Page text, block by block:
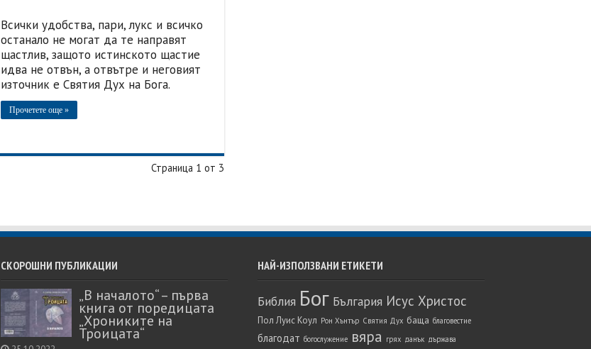
Всички удобства, пари, лукс и всичко
останало не могат да те направят
щастлив, защото истинското щастие
идва не отвън, а отвътре и неговият
източник е Святия Дух на Бога.
Прочетете още »
Страница 1 от 3
СКОРОШНИ ПУБЛИКАЦИИ
„В началото“ – първа
книга от поредицата
„Хрониките на
Троицата“
НАЙ-ИЗПОЛЗВАНИ ЕТИКЕТИ
Библия Бог България Исус Христос
Пол Луис Коул Рон Хънтър Святия Дух баща благовестие
благодат богослужение вяра грях данък държава